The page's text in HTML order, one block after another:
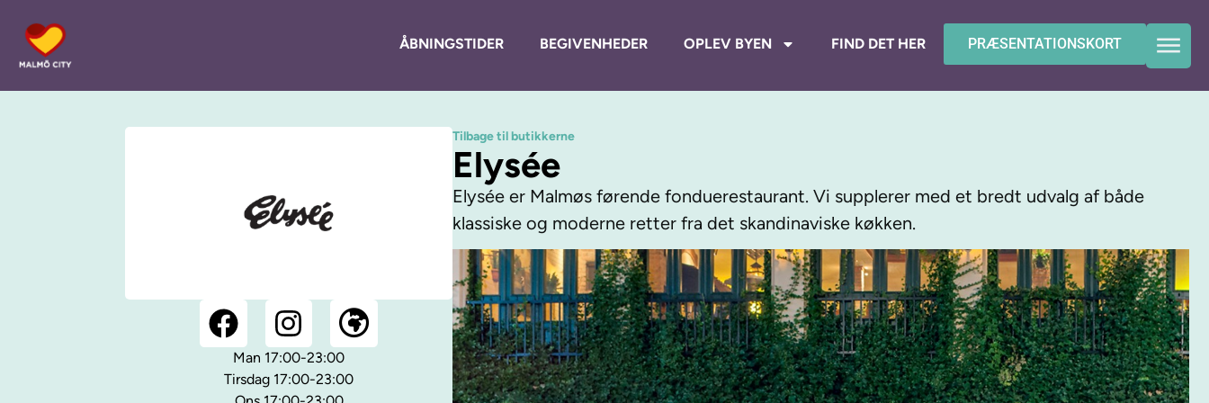
PRÆSENTATIONSKORT
ÅBNINGSTIDER BEGIVENHEDER OPLEV BYEN FIND DET HER
Tilbage til butikkerne
Elysée
Elysée er Malmøs førende fonduerestaurant. Vi supplerer med et bredt udvalg af både
klassiske og moderne retter fra det skandinaviske køkken.
Man 17:00-23:00
Tirsdag 17:00-23:00